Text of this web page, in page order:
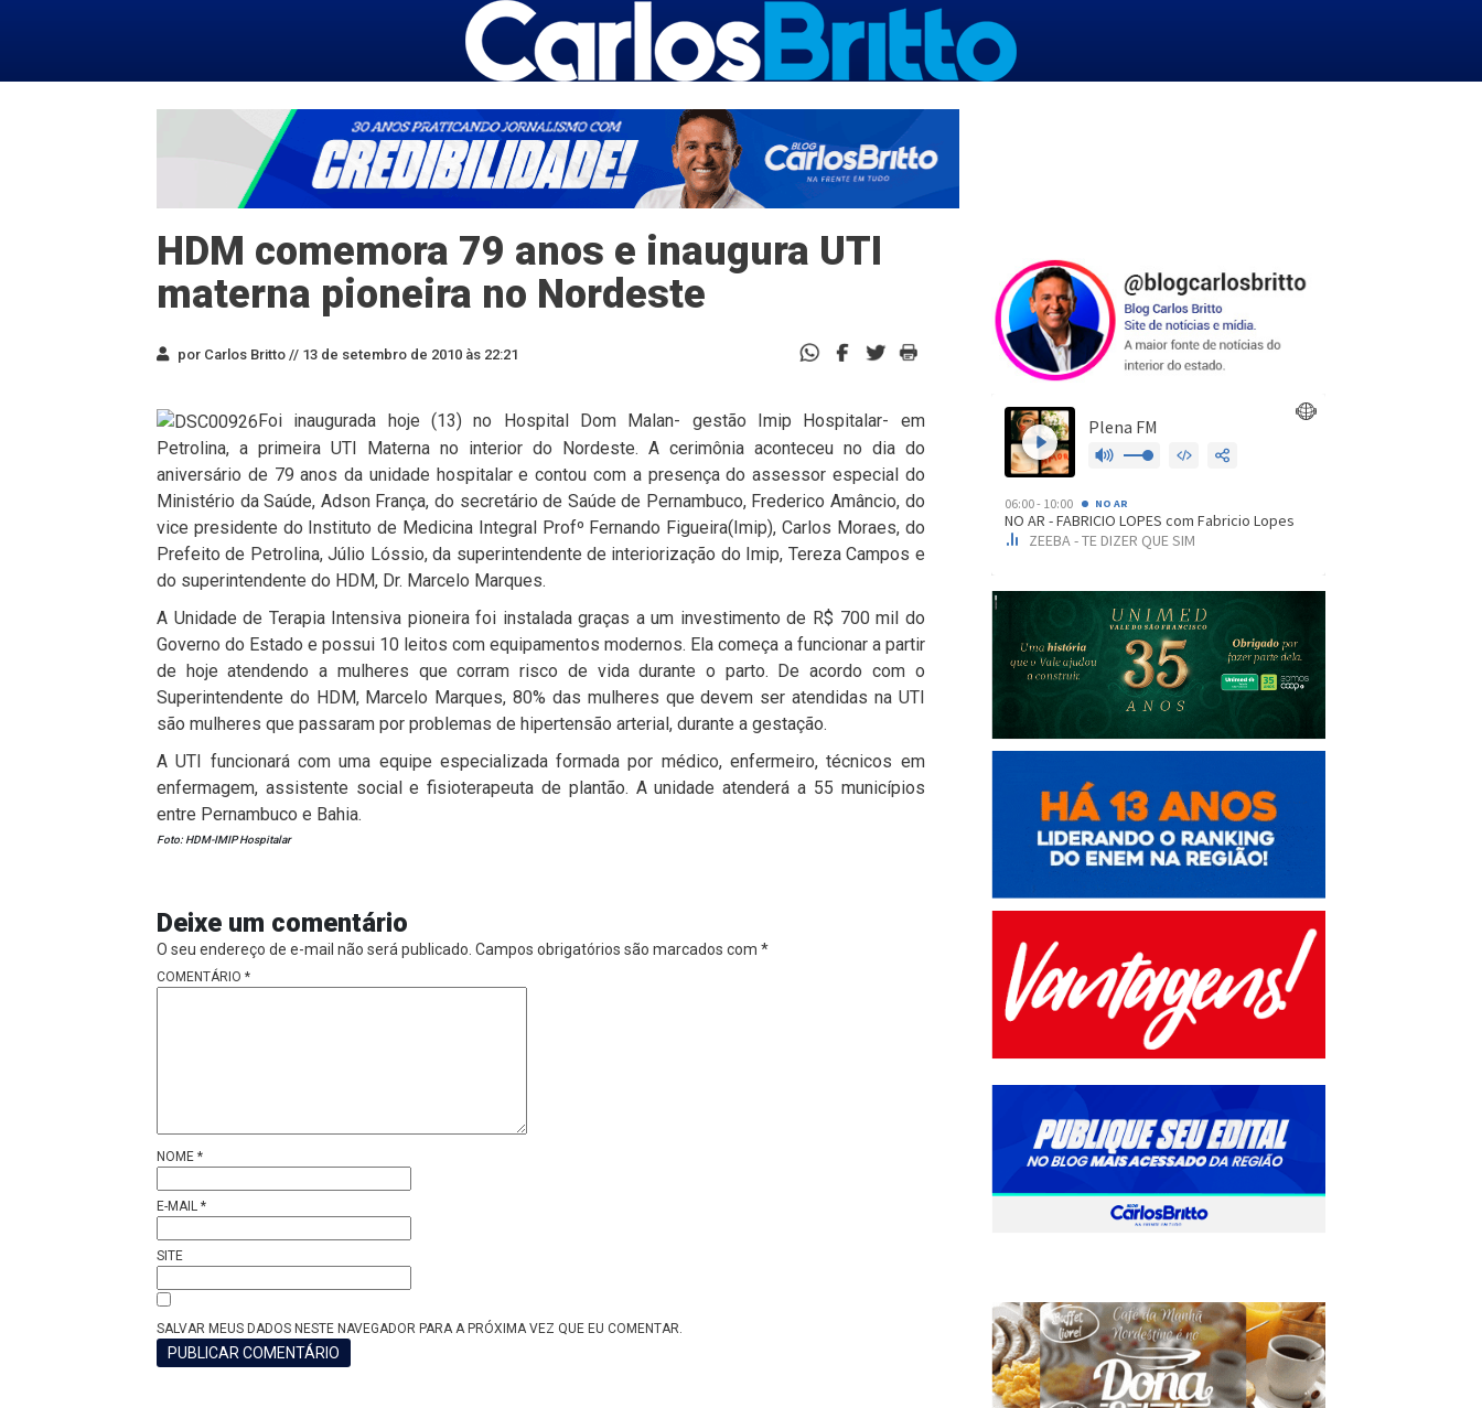
HDM comemora 79 anos e inaugura UTI
materna pioneira no Nordeste
por Carlos Britto // 13 de setembro de 2010 às 22:21
Foi inaugurada hoje (13) no Hospital Dom Malan- gestão Imip Hospitalar- em
Petrolina, a primeira UTI Materna no interior do Nordeste. A cerimônia aconteceu no dia do
aniversário de 79 anos da unidade hospitalar e contou com a presença do assessor especial do
Ministério da Saúde, Adson França, do secretário de Saúde de Pernambuco, Frederico Amâncio, do
vice presidente do Instituto de Medicina Integral Profº Fernando Figueira(Imip), Carlos Moraes, do
Prefeito de Petrolina, Júlio Lóssio, da superintendente de interiorização do Imip, Tereza Campos e
do superintendente do HDM, Dr. Marcelo Marques.
A Unidade de Terapia Intensiva pioneira foi instalada graças a um investimento de R$ 700 mil do
Governo do Estado e possui 10 leitos com equipamentos modernos. Ela começa a funcionar a partir
de hoje atendendo a mulheres que corram risco de vida durante o parto. De acordo com o
Superintendente do HDM, Marcelo Marques, 80% das mulheres que devem ser atendidas na UTI
são mulheres que passaram por problemas de hipertensão arterial, durante a gestação.
A UTI funcionará com uma equipe especializada formada por médico, enfermeiro, técnicos em
enfermagem, assistente social e fisioterapeuta de plantão. A unidade atenderá a 55 municípios
entre Pernambuco e Bahia.
Foto: HDM-IMIP Hospitalar
Deixe um comentário
O seu endereço de e-mail não será publicado. Campos obrigatórios são marcados com *
COMENTÁRIO *
NOME *
E-MAIL *
SITE
SALVAR MEUS DADOS NESTE NAVEGADOR PARA A PRÓXIMA VEZ QUE EU COMENTAR.